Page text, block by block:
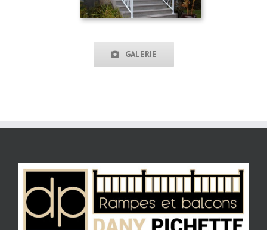
GALERIE